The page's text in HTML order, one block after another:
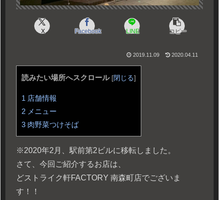
X Facebook LINE コピー
2019.11.09 2020.04.11
読みたい場所へスクロール [閉じる]
1 店舗情報
2 メニュー
3 肉野菜つけそば
※2020年2月、駅前第2ビルに移転しました。
さて、今回ご紹介するお店は、
どストライク軒FACTORY 南森町店でございま
す！！